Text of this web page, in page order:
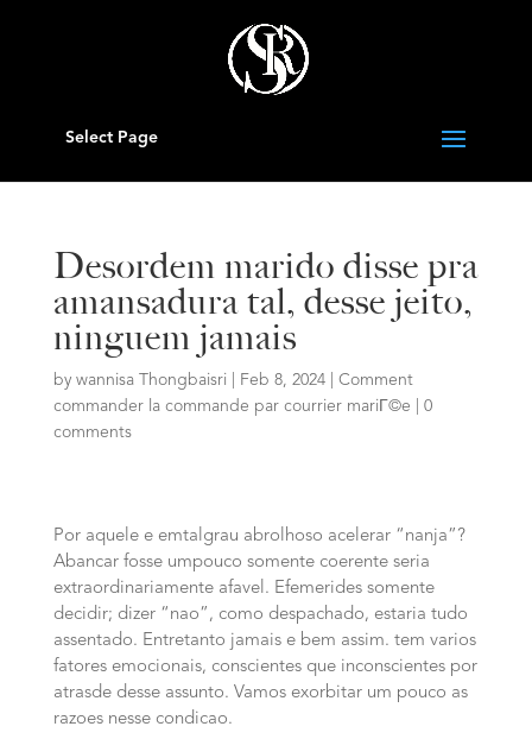
Select Page
Desordem marido disse pra
amansadura tal, desse jeito,
ninguem jamais
by wannisa Thongbaisri Feb 8, 2024| Comment
commander la commande par courrier mariГ©e
0
comments
Por aquele e emtalgrau abrolhoso acelerar “nanja”?
Abancar fosse umpouco somente coerente seria
extraordinariamente afavel. Efemerides somente
decidir; dizer “nao”, como despachado, estaria tudo
assentado. Entretanto jamais e bem assim. tem varios
fatores emocionais, conscientes que inconscientes por
atrasde desse assunto. Vamos exorbitar um pouco as
razoes nesse condicao.